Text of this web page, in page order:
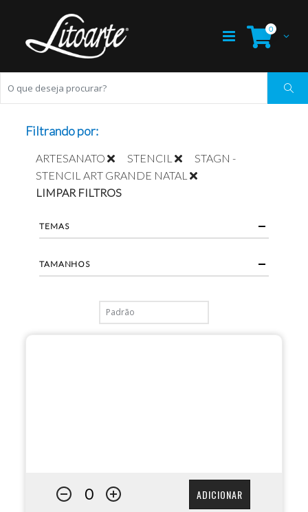
0
ADICIONAR
Filtrando por:
ARTESANATO STENCIL
STAGN -
STENCIL ART GRANDE NATAL
LIMPAR FILTROS
TEMAS
TAMANHOS